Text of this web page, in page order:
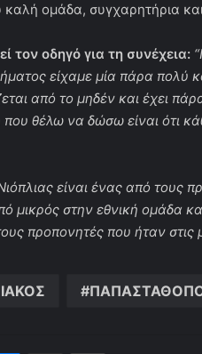
ομάδα, συγχαρητήρια και
τον οδηγό για τη συνέχεια:
είχαμε μία πάρα πολύ
από το μηδέν και έχει
θέλω να δώσω είναι ότι
είναι ένας από τους
μικρός στην εθνική ομάδα
προπονητές που ήταν στις